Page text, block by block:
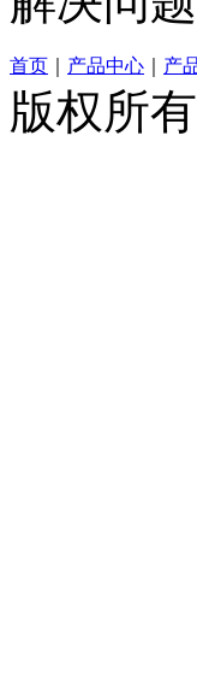
首页 产品中心 产
版权所